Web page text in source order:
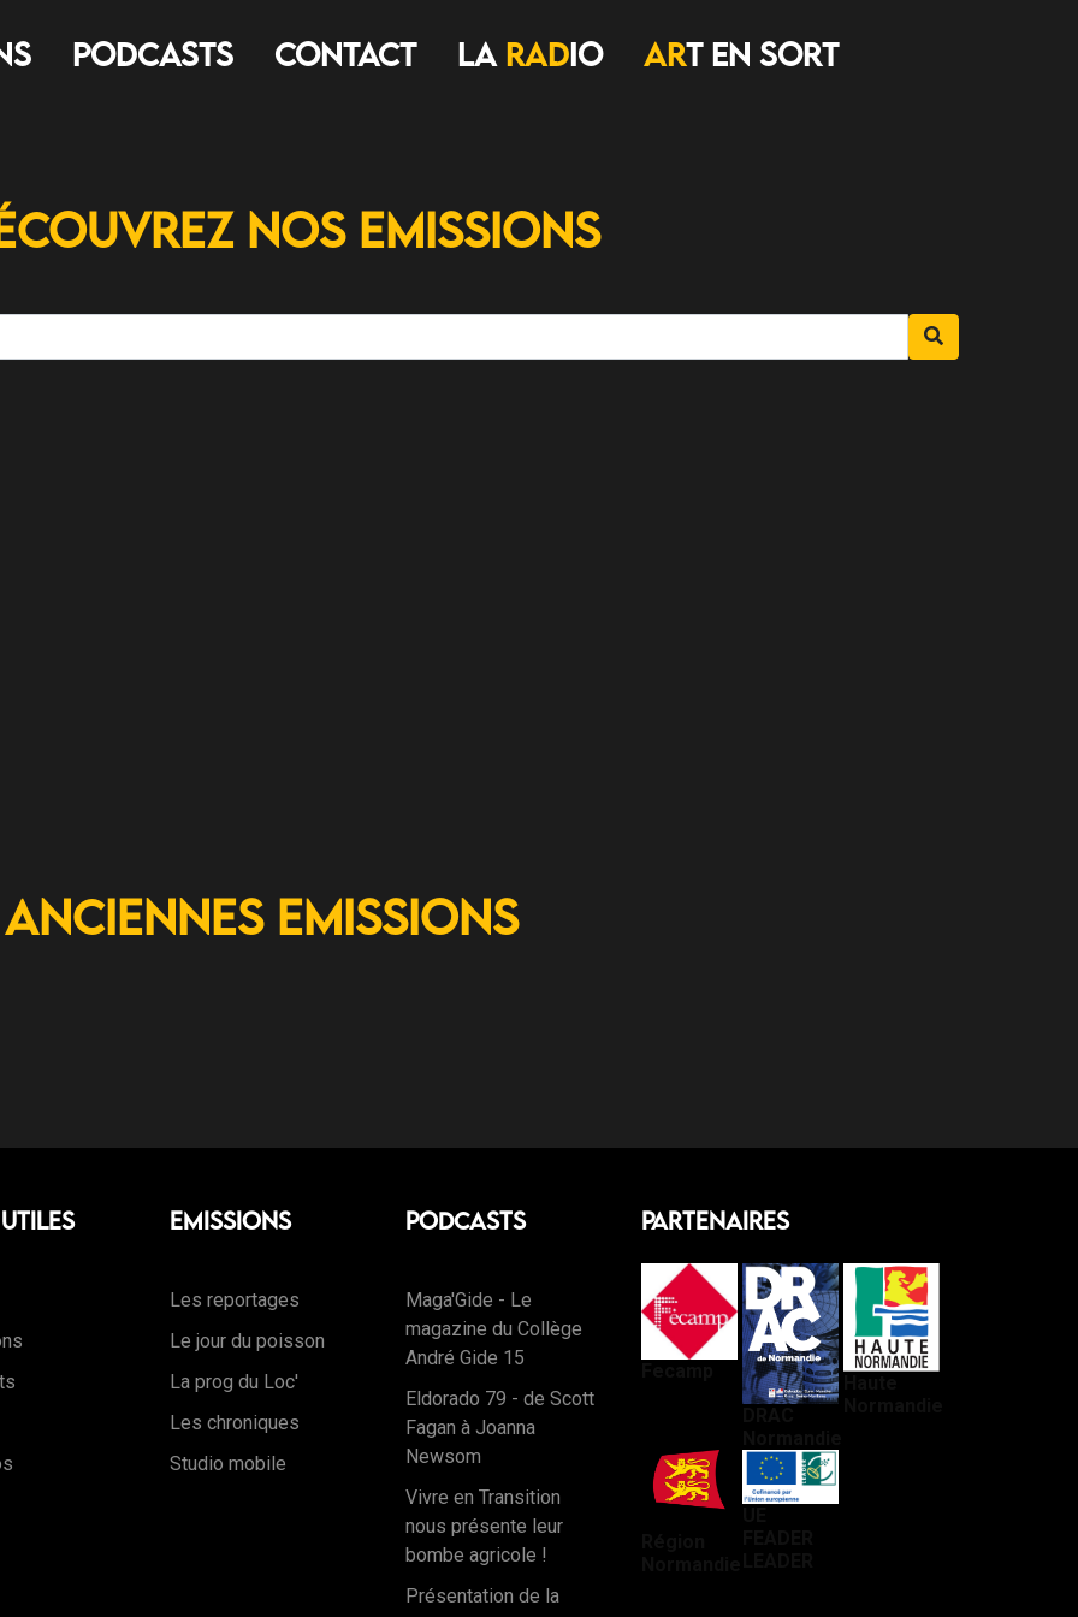
Podcasts Contact LA RADIO ART EN SORT
nos Emissions
Anciennes Emissions
Utiles Emissions
Les reportages
Le jour du poisson
La prog du Loc'
Les chroniques
Studio mobile
Podcasts
Maga'Gide - Le
magazine du Collège
André Gide 15
Eldorado 79 - de Scott
Fagan à Joanna
Newsom
Vivre en Transition
nous présente leur
bombe agricole !
Présentation de la
Partenaires